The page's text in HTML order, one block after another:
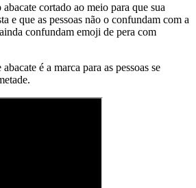
cortado ao meio para que sua
e que as pessoas não o confundam com a
confundam emoji de pera com
é a marca para as pessoas se